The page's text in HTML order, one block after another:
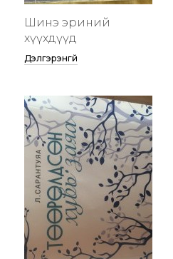
Шинэ эриний
хүүхдүүд
Дэлгэрэнгүй